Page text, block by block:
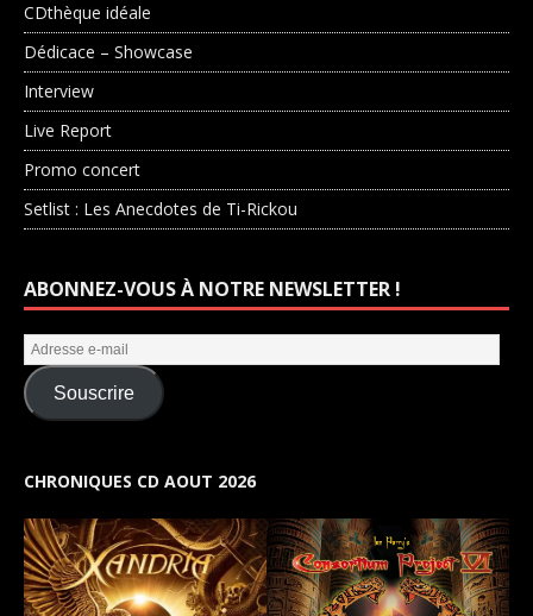
CDthèque idéale
Dédicace – Showcase
Interview
Live Report
Promo concert
Setlist : Les Anecdotes de Ti-Rickou
ABONNEZ-VOUS À NOTRE NEWSLETTER !
Souscrire
CHRONIQUES CD AOUT 2026